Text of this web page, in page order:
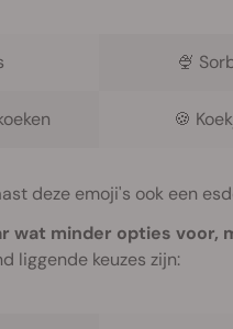
🍨
🍪
deze emoji's ook een
wat minder opties voor,
liggende keuzes zijn: